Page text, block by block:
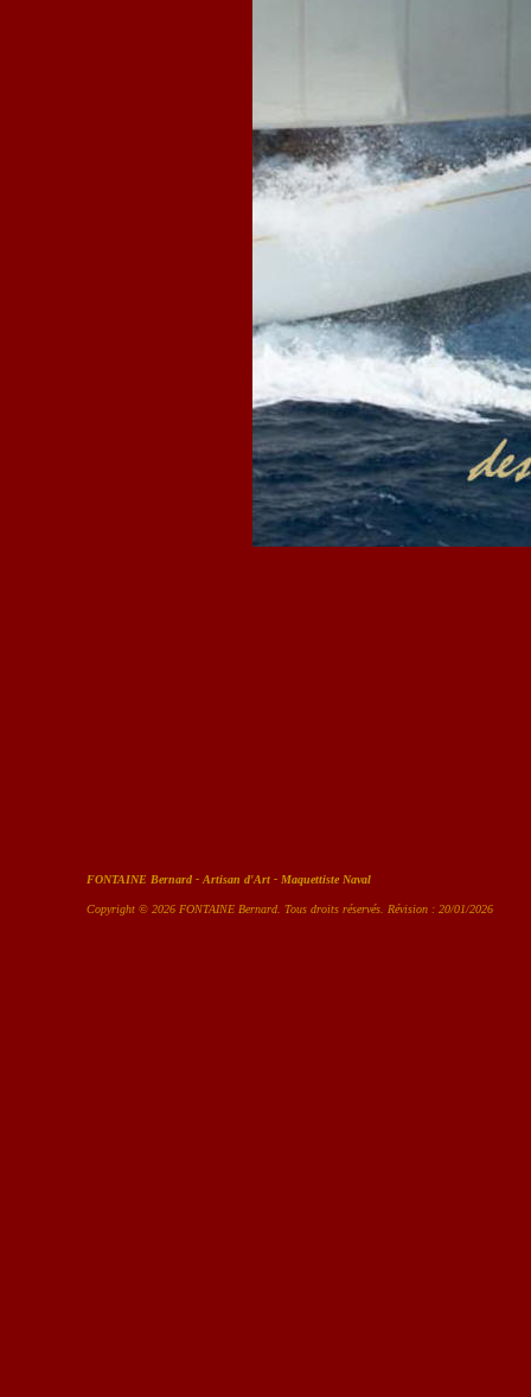
FONTAINE Bernard - Artisan d'Art - Maquettiste Naval
Copyright © 2026 FONTAINE Bernard. Tous droits réservés. Révision : 20/01/2026